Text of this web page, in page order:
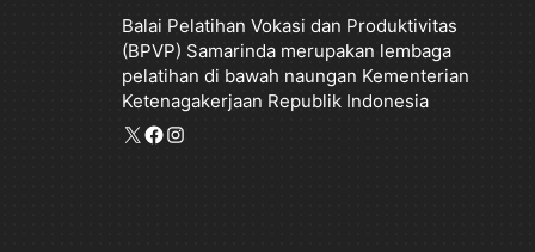
Balai Pelatihan Vokasi dan Produktivitas
(BPVP) Samarinda merupakan lembaga
pelatihan di bawah naungan Kementerian
Ketenagakerjaan Republik Indonesia
X Facebook
Instagram